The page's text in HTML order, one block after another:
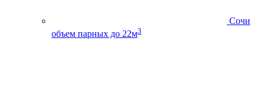
Сочи
объем парных до 22м3